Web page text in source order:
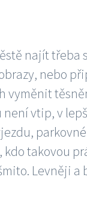
najít
nebo
vyměnit
vtip, v
kdo takovou
Levněji a